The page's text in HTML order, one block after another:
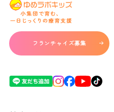
フランチャイズ募集